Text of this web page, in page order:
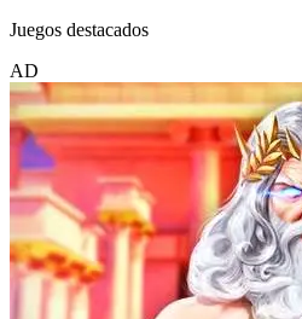
Juegos destacados
AD